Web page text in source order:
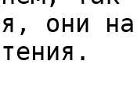
они